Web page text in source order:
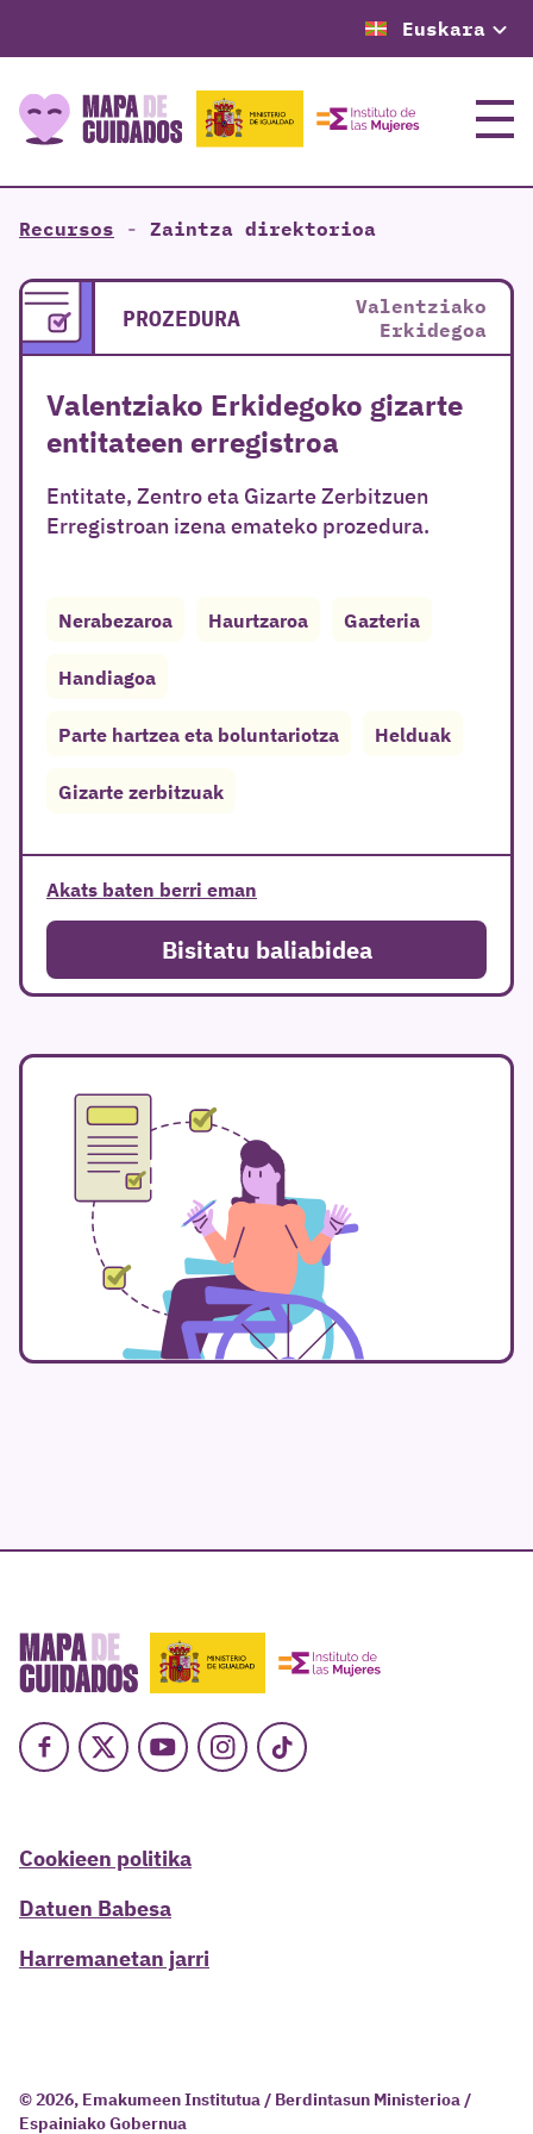
Euskara
Menua
Recursos - Zaintza direktorioa
PROZEDURA
Valentziako
Erkidegoa
Valentziako Erkidegoko gizarte
entitateen erregistroa
Entitate, Zentro eta Gizarte Zerbitzuen
Erregistroan izena emateko prozedura.
Nerabezaroa Haurtzaroa Gazteria
Handiagoa
Parte hartzea eta boluntariotza Helduak
Gizarte zerbitzuak
Akats baten berri eman
Bisitatu baliabidea
Facebook
X YoutubeInstagram
TikTok
Cookieen politika
Datuen Babesa
Harremanetan jarri
© 2026, Emakumeen Institutua / Berdintasun Ministerioa /
Espainiako Gobernua